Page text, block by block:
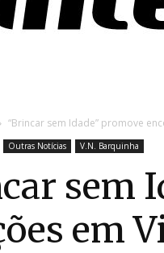
“Brincar sem Idade” promove
Outras Notícias V.N. Barquinha
sem
em